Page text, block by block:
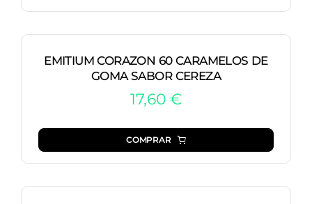
EMITIUM CORAZON 60 CARAMELOS DE
GOMA SABOR CEREZA
17,60€
COMPRAR